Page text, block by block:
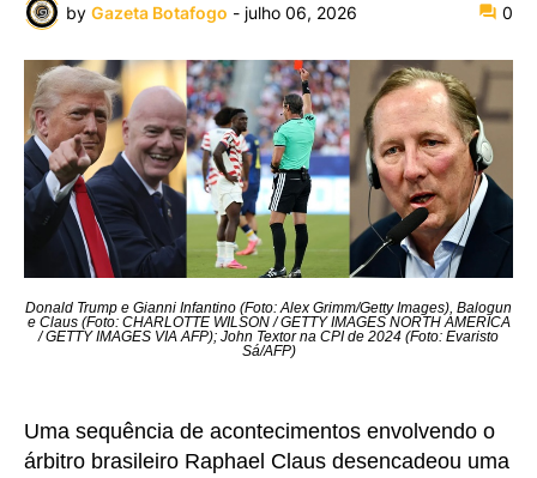
by Gazeta Botafogo - julho 06, 2026 0
Donald Trump e Gianni Infantino (Foto: Alex Grimm/Getty Images), Balogun
e Claus (Foto: CHARLOTTE WILSON / GETTY IMAGES NORTH AMERICA
/ GETTY IMAGES VIA AFP); John Textor na CPI de 2024 (Foto: Evaristo
Sá/AFP)
Uma sequência de acontecimentos envolvendo o
árbitro brasileiro Raphael Claus desencadeou uma